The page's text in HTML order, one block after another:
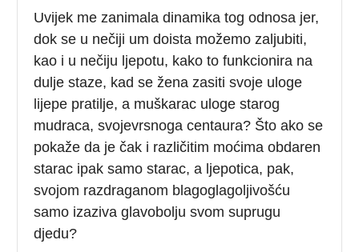
Uvijek me zanimala dinamika tog odnosa jer,
dok se u nečiji um doista možemo zaljubiti,
kao i u nečiju ljepotu, kako to funkcionira na
dulje staze, kad se žena zasiti svoje uloge
lijepe pratilje, a muškarac uloge starog
mudraca, svojevrsnoga centaura? Što ako se
pokaže da je čak i različitim moćima obdaren
starac ipak samo starac, a ljepotica, pak,
svojom razdraganom blagoglagoljivošću
samo izaziva glavobolju svom suprugu
djedu?